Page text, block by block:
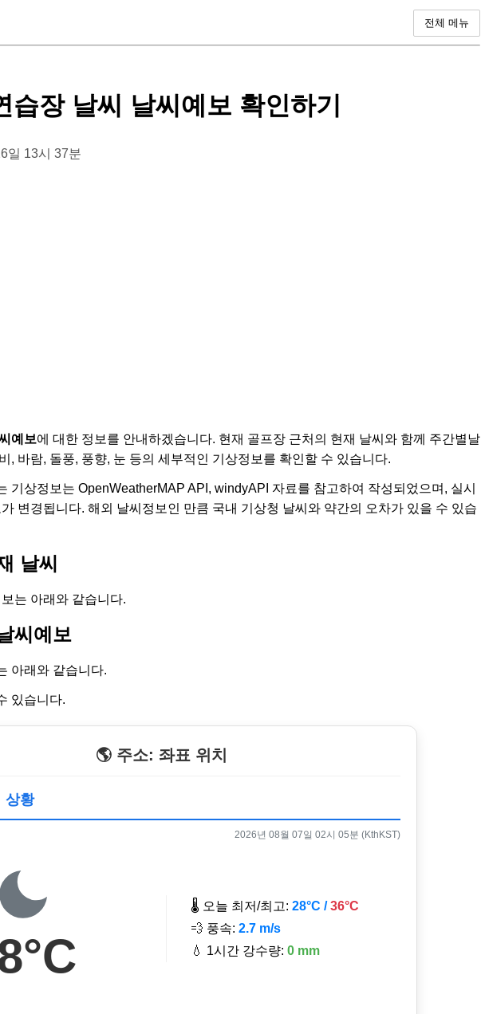
전체 메뉴
습장 날씨 날씨예보 확인하기
일 13시 37분
예보에 대한 정보를 안내하겠습니다. 현재 골프장 근처의 현재 날씨와 함께 주간별날
, 바람, 돌풍, 풍향, 눈 등의 세부적인 기상정보를 확인할 수 있습니다.
기상정보는 OpenWeatherMAP API, windyAPI 자료를 참고하여 작성되었으며, 실시
변경됩니다. 해외 날씨정보인 만큼 국내 기상청 날씨와 약간의 오차가 있을 수 있습
날씨
는 아래와 같습니다.
씨예보
아래와 같습니다.
있습니다.
🌎 주소: 좌표 위치
상황
2026년 08월 07일 02시 05분 (KthKST)
🌡️ 오늘 최저/최고: 28°C /36°C
💨 풍속: 2.7 m/s
💧 1시간 강수량: 0 mm